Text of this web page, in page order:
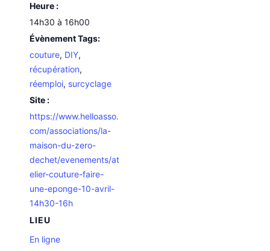
Heure :
14h30 à 16h00
Évènement Tags:
couture, DIY,
récupération,
réemploi, surcyclage
Site :
https://www.helloasso.
com/associations/la-
maison-du-zero-
dechet/evenements/at
elier-couture-faire-
une-eponge-10-avril-
14h30-16h
LIEU
En ligne